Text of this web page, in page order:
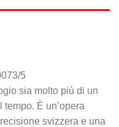
5
sia molto più di un
È un’opera
svizzera e una